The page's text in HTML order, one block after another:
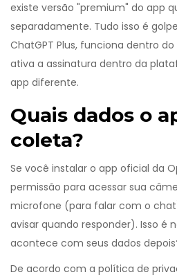
existe versão "premium" do app
separadamente. Tudo isso é
ChatGPT Plus, funciona dentro
ativa a assinatura dentro da
app diferente.
Quais dados o
coleta?
Se você instalar o app oficial da
permissão para acessar sua
microfone (para falar com o
avisar quando responder). Isso é
acontece com seus dados
De acordo com a política de